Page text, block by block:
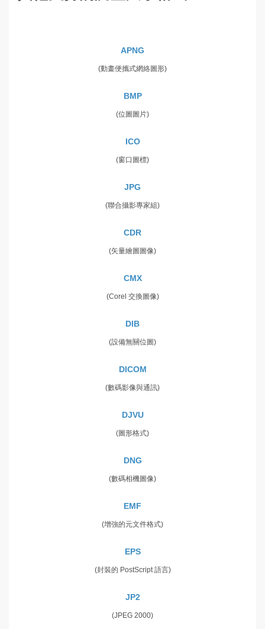
APNG
(動畫便攜式網絡圖形)
BMP
(位圖圖片)
ICO
(窗口圖標)
JPG
(聯合攝影專家組)
CDR
(矢量繪圖圖像)
CMX
(Corel 交換圖像)
DIB
(設備無關位圖)
DICOM
(數碼影像與通訊)
DJVU
(圖形格式)
DNG
(數碼相機圖像)
EMF
(增強的元文件格式)
EPS
(封裝的 PostScript 語言)
JP2
(JPEG 2000)